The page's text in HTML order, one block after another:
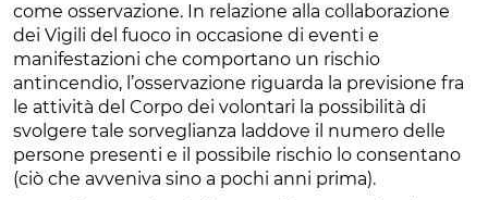
come osservazione. In relazione alla collaborazione
dei Vigili del fuoco in occasione di eventi e
manifestazioni che comportano un rischio
antincendio, l’osservazione riguarda la previsione fra
le attività del Corpo dei volontari la possibilità di
svolgere tale sorveglianza laddove il numero delle
persone presenti e il possibile rischio lo consentano
(ciò che avveniva sino a pochi anni prima).